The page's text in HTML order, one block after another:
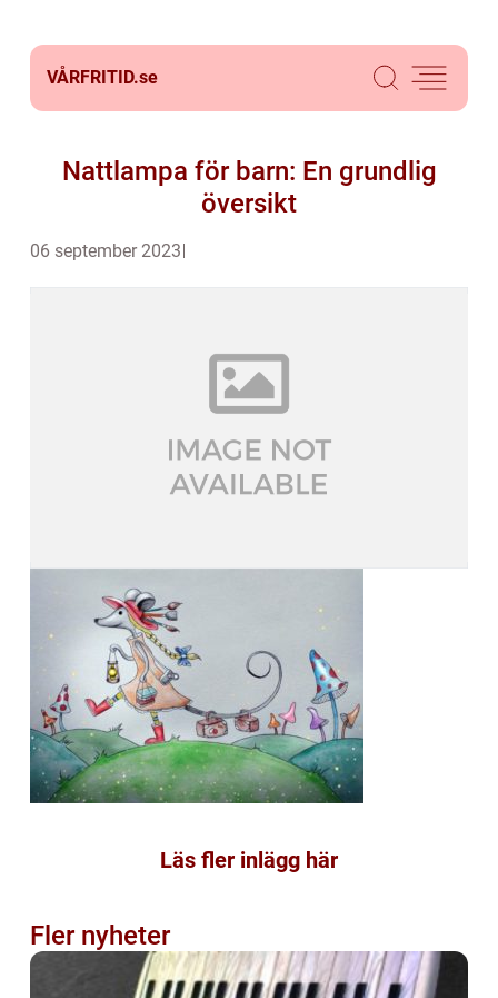
VÅRFRITID.se
Nattlampa för barn: En grundlig
översikt
06 september 2023
Läs fler inlägg här
Fler nyheter